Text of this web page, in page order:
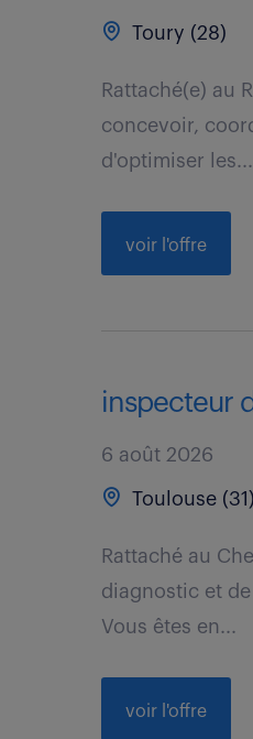
Toury (28)
Rattaché(e) au
concevoir,
d'optimiser les...
voir l'offre
inspecteur
6 août 2026
Toulouse (31)
Rattaché au
diagnostic et
Vous êtes en...
voir l'offre